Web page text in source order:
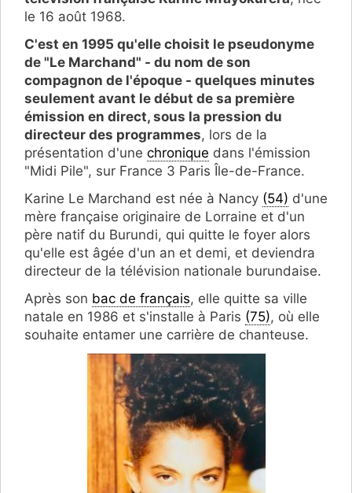
le 16 août 1968.
C'est en 1995 qu'elle choisit le pseudonyme
de "Le Marchand" - du nom de son
compagnon de l'époque - quelques minutes
seulement avant le début de sa première
émission en direct, sous la pression du
directeur des programmes, lors de la
présentation d'une chronique dans l'émission
"Midi Pile", sur France 3 Paris Île-de-France.
Karine Le Marchand est née à Nancy (54) d'une
mère française originaire de Lorraine et d'un
père natif du Burundi, qui quitte le foyer alors
qu'elle est âgée d'un an et demi, et deviendra
directeur de la télévision nationale burundaise.
Après son bac de français, elle quitte sa ville
natale en 1986 et s'installe à Paris (75), où elle
souhaite entamer une carrière de chanteuse.